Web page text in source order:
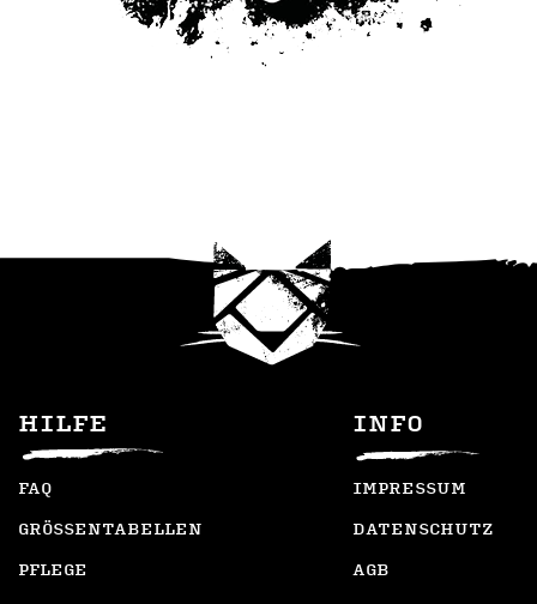
HILFE
FAQ
GRÖSSENTABELLEN
PFLEGE
INFO
IMPRESSUM
DATENSCHUTZ
AGB